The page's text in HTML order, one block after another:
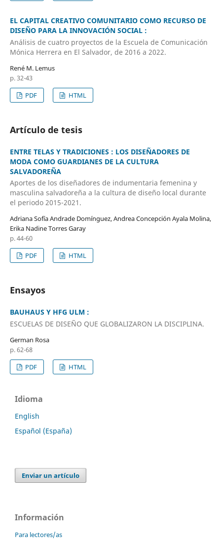
EL CAPITAL CREATIVO COMUNITARIO COMO RECURSO DE
DISEÑO PARA LA INNOVACIÓN SOCIAL :
Análisis de cuatro proyectos de la Escuela de Comunicación
Mónica Herrera en El Salvador, de 2016 a 2022.
René M. Lemus
p. 32-43
PDF
HTML
Artículo de tesis
ENTRE TELAS Y TRADICIONES : LOS DISEÑADORES DE
MODA COMO GUARDIANES DE LA CULTURA
SALVADOREÑA
Aportes de los diseñadores de indumentaria femenina y
masculina salvadoreña a la cultura de diseño local durante
el periodo 2015-2021.
Adriana Sofía Andrade Domínguez, Andrea Concepción Ayala Molina,
Erika Nadine Torres Garay
p. 44-60
PDF
HTML
Ensayos
BAUHAUS Y HFG ULM :
ESCUELAS DE DISEÑO QUE GLOBALIZARON LA DISCIPLINA.
German Rosa
p. 62-68
PDF
HTML
Idioma
English
Español (España)
Enviar un artículo
Información
Para lectores/as